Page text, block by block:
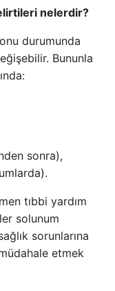
nelerdir?
durumunda
Bununla
sonra),
tıbbi yardım
solunum
sorunlarına
etmek